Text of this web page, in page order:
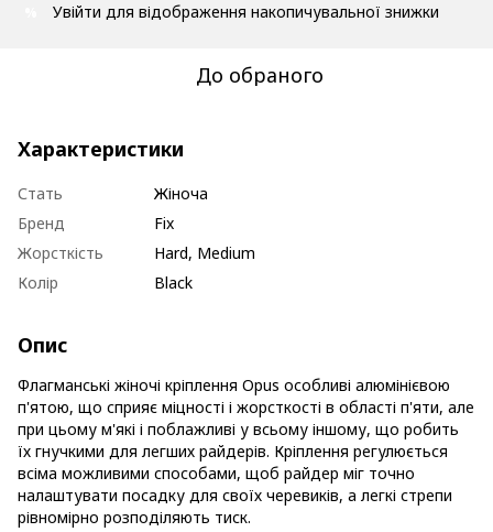
Увійти для відображення накопичувальної знижки
До обраного
Характеристики
Стать
Жіноча
Бренд
Fix
Жорсткість
Hard, Medium
Колір
Black
Опис
Флагманські жіночі кріплення Opus особливі алюмінієвою
п'ятою, що сприяє міцності і жорсткості в області п'яти, але
при цьому м'які і поблажливі у всьому іншому, що робить
їх гнучкими для легших райдерів. Кріплення регулюється
всіма можливими способами, щоб райдер міг точно
налаштувати посадку для своїх черевиків, а легкі стрепи
рівномірно розподіляють тиск.